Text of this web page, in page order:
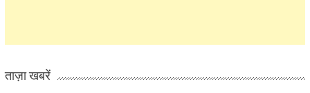
ताज़ा खबरें